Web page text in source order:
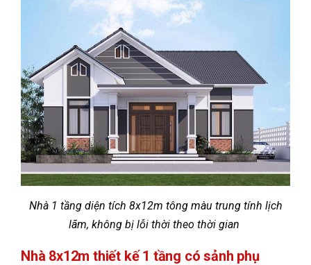
Nhà 1 tầng diện tích 8x12m tông màu trung tính lịch
lãm, không bị lỗi thời theo thời gian
Nhà 8x12m thiết kế 1 tầng có sảnh phụ